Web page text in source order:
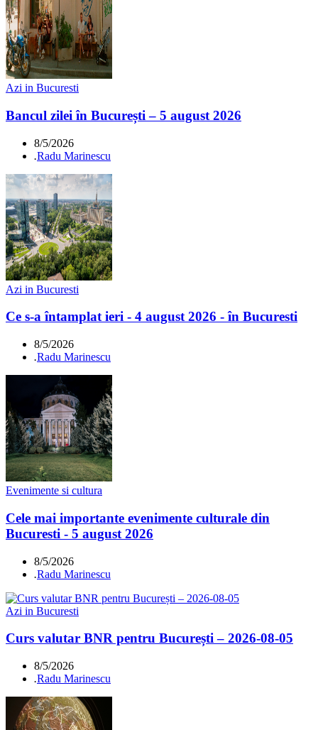
Azi in Bucuresti
Bancul zilei în București – 5 august 2026
8/5/2026
.Radu Marinescu
Azi in Bucuresti
Ce s-a întamplat ieri - 4 august 2026 - în Bucuresti
8/5/2026
.Radu Marinescu
Evenimente si cultura
Cele mai importante evenimente culturale din
Bucuresti - 5 august 2026
8/5/2026
.Radu Marinescu
Azi in Bucuresti
Curs valutar BNR pentru București – 2026-08-05
8/5/2026
.Radu Marinescu